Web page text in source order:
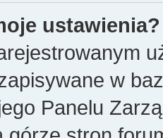
ustawienia?
w
Panelu